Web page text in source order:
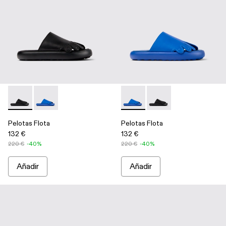
Pelotas Flota - A500020-001 - Black
Pelotas Flota - A500020-002 - Blue
Pelotas Flota
132 €
220 € -40%
Añadir
Pelotas Flota - A500020-
Pelotas Flota -
Pelotas Flota
132 €
220 € -40%
Añadir